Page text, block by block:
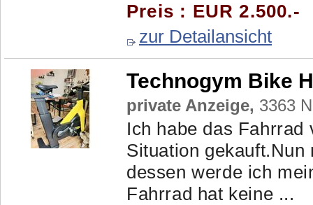
Preis : EUR 2.500.-
zur Detailansicht
Technogym Bike
private Anzeige, 3363
Ich habe das Fahrrad
Situation
dessen werde ich
Fahrrad hat keine ...